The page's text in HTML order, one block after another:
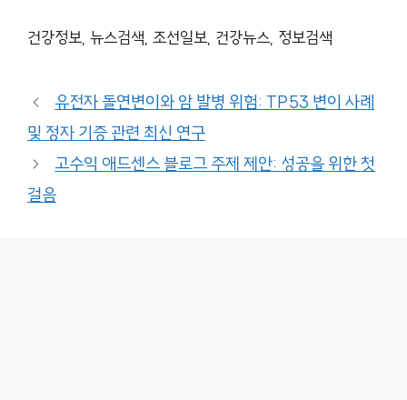
건강정보, 뉴스검색, 조선일보, 건강뉴스, 정보검색
유전자 돌연변이와 암 발병 위험: TP53 변이 사례
및 정자 기증 관련 최신 연구
고수익 애드센스 블로그 주제 제안: 성공을 위한 첫
걸음